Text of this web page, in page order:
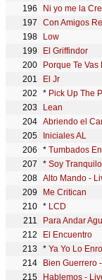
Ni yo me la
Con Amigos
Low
El Griffindor
Porque Te Vas
El Jr
* Pick Up The
Lean
Abriendo el
Iniciales AL
* Tumbados
* Soy
Alto Mando -
Me Critican
* LCD
Para Andar
El Encuentro
* Ya Yo Lo
Bien Guerrero
Hablemos -